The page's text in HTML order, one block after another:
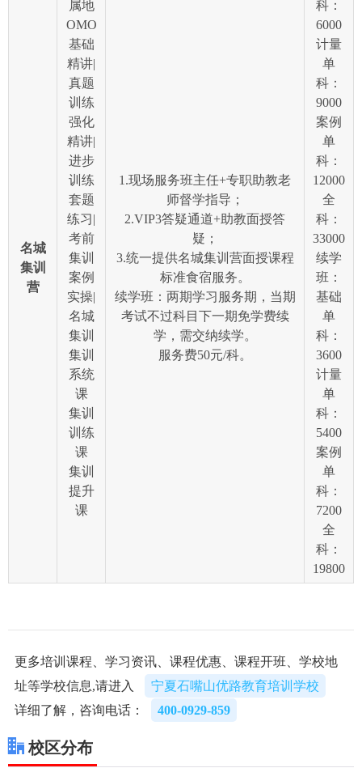
名城
集训
营
属地
OMO
基础
精讲|
真题
训练
强化
精讲|
进步
训练
套题
练习|
考前
集训
案例
实操|
名城
集训
集训
系统
课
集训
训练
课
集训
提升
课
1.现场服务班主任+专职助教老
师督学指导；
2.VIP3答疑通道+助教面授答
疑；
3.统一提供名城集训营面授课程
标准食宿服务。
续学班：两期学习服务期，当期
考试不过科目下一期免学费续
学，需交纳续学。
服务费50元/科。
科：
6000
计量
单
科：
9000
案例
单
科：
12000
全
科：
33000
续学
班：
基础
单
科：
3600
计量
单
科：
5400
案例
单
科：
7200
全
科：
19800
更多培训课程、学习资讯、课程优惠、课程开班、学校地
址等学校信息,请进入
宁夏石嘴山优路教育培训学校
详细了解，咨询电话：
400-0929-859
校区分布